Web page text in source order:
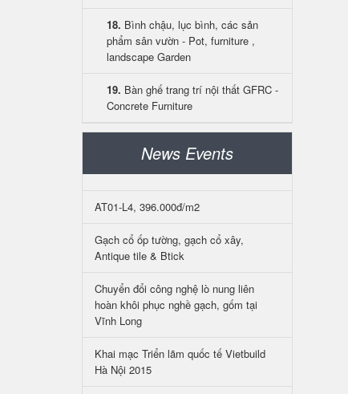
18. Bình chậu, lục bình, các sản
phẩm sân vườn - Pot, furniture ,
landscape Garden
19. Bàn ghế trang trí nội thất GFRC -
Concrete Furniture
News Events
AT01-L4, 396.000đ/m2
Gạch cổ ốp tường, gạch cổ xây,
Antique tile & Btick
Chuyển đổi công nghệ lò nung liên
hoàn khôi phục nghề gạch, gốm tại
Vĩnh Long
Khai mạc Triển lãm quốc tế Vietbuild
Hà Nội 2015